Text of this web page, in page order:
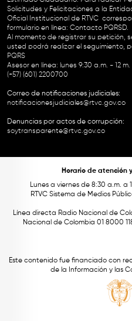
Solicitudes y Felicitaciones a la
Oficial Institucional de RTVC
formulario en línea: Contacto PQRSD.
Al momento de registrar su petición,
usted podrá realizar el seguimiento,
PQRS
Asesor en línea: lunes 9:30 a.m. - 12 m.
(+57) (601) 2200700
Correo de notificaciones judiciales:
notificacionesjudiciales@rtvc.gov.co
Denuncias por actos de corrupción:
soytransparente@rtvc.gov.co
Horario de atención
Lunes a viernes de 8:30 a.m. a
RTVC Sistema de Medios
Línea directa Radio Nacional de
Nacional de Colombia 01 8000
Este contenido fue financiado con
de la Información y las